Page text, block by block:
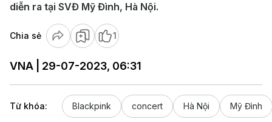
diễn ra tại SVĐ Mỹ Đình, Hà Nội.
Chia sẻ 1
VNA | 29-07-2023, 06:31
Từ khóa: Blackpink concert Hà Nội Mỹ Đình